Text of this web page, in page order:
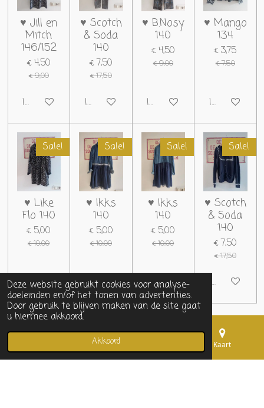
Deze website gebruikt cookies voor analyse-
doeleinden en/of het tonen van advertenties.
Door gebruik te blijven maken van de site gaat
u hiermee akkoord.
Akkoord
♥ Jill en
Mitch
146/152
€ 4,50
€ 9,00
In winkelwagen
♥ Scotch
& Soda
140
€ 7,50
€ 17,50
In winkelwagen
♥ B.Nosy
140
€ 4,50
€ 9,00
In winkelwagen
♥ Mango
134
€ 3,75
€ 7,50
In
Sale!
♥ Like
Flo 140
€ 5,00
€ 10,00
In winkelwagen
Sale!
♥ Ikks
140
€ 5,00
€ 10,00
In winkelwagen
Sale!
♥ Ikks
140
€ 5,00
€ 10,00
In winkelwagen
Sale!
♥ Scotch
& Soda
140
€ 7,50
€ 17,50
In
Telefoonnummer Kaart